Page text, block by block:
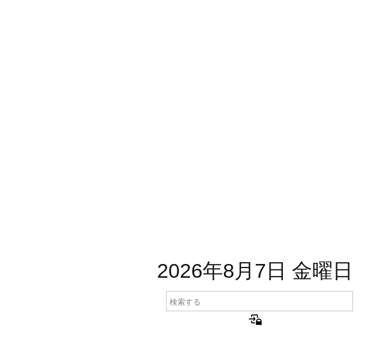
2026年8月7日 金曜日